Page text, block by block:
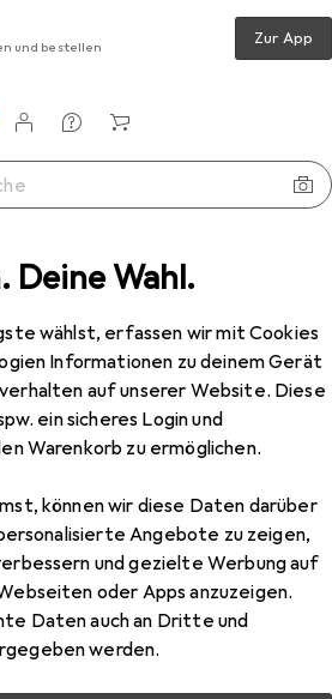
Deine Wahl.
wählst, erfassen wir mit Cookies
Informationen zu deinem Gerät
auf unserer Website. Diese
ein sicheres Login und
Warenkorb zu ermöglichen.
können wir diese Daten darüber
Angebote zu zeigen,
und gezielte Werbung auf
oder Apps anzuzeigen.
Daten auch an Dritte und
werden.
und bestellen Zur App
Sensai The Lipstick
The Lipstick
The Lipstick
Zubehör zum Produkt Sensai
Schminkpinsel.